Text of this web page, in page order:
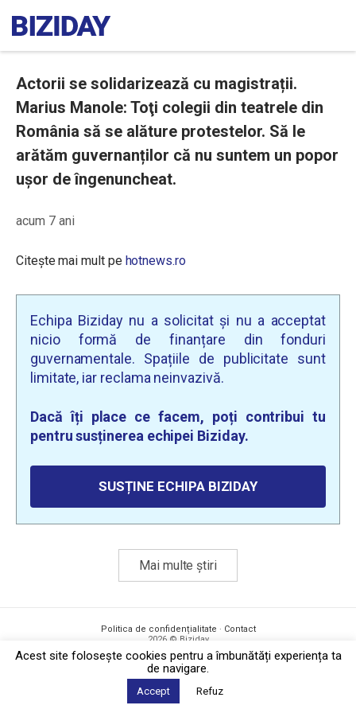
Actorii se solidarizează cu magistrații.
Marius Manole: Toţi colegii din teatrele din
România să se alăture protestelor. Să le
arătăm guvernanților că nu suntem un popor
uşor de îngenuncheat.
acum 7 ani
Citește mai mult pe hotnews.ro
Echipa Biziday nu a solicitat și nu a acceptat
nicio formă de finanțare din fonduri
guvernamentale. Spațiile de publicitate sunt
limitate, iar reclama neinvazivă.
Dacă îți place ce facem, poți contribui tu
pentru susținerea echipei Biziday.
SUSȚINE ECHIPA BIZIDAY
Mai multe știri
Politica de confidențialitate · Contact
2026 © Biziday
Acest site foloseşte cookies pentru a îmbunătăți experiența ta
de navigare.
Accept Refuz